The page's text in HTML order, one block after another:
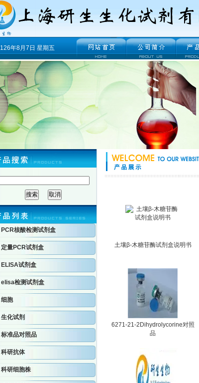
126年8月7日 星期五
PCR核酸检测试剂盒
定量PCR试剂盒
ELISA试剂盒
elisa检测试剂盒
细胞
生化试剂
标准品对照品
科研抗体
科研细胞株
土壤β-木糖苷酶试剂盒说明书
6271-21-2Dihydrolycorine对照
品